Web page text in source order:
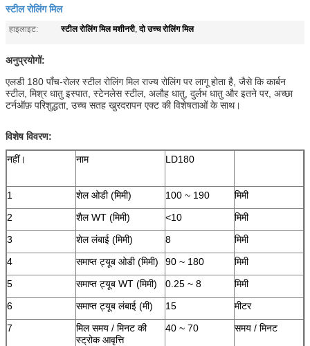
स्टील रोलिंग मिल
हाइलाइट: स्टील रोलिंग मिल मशीनरी,दो उच्च रोलिंग मिल
अनुप्रयोगों:
एलडी 180 पाँच-रोलर स्टील रोलिंग मिल राज्य रोलिंग पर लागू होता है, जैसे कि कार्बन
स्टील, मिश्र धातु इस्पात, स्टेनलेस स्टील, अलौह धातु, दुर्लभ धातु और इतने पर, अच्छा
टर्नऑफ़ परिशुद्धता, उच्च सतह खुरदरापन एक्ट की विशेषताओं के साथ।
विशेष विवरण:
नहीं। नाम LD180
1 शेल ओडी (मिमी) 100 ~ 190
मिमी
2
शैल WT (मिमी) <10
मिमी
3
शेल लंबाई (मिमी) 8
मिमी
4
समाप्त ट्यूब ओडी (मिमी) 90 ~ 180
मिमी
5
समाप्त ट्यूब WT (मिमी) 0.25 ~ 8
मिमी
6
समाप्त ट्यूब लंबाई (मी) 15
मीटर
7
मिल समय / मिनट की
स्ट्रोक आवृत्ति
40 ~ 70 समय / मिनट